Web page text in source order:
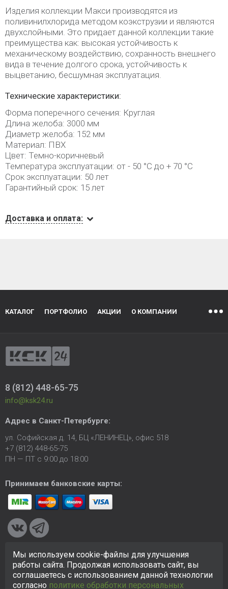
Изделия коллекции Макси производятся из
поливинилхлорида методом коэкструзии и являются
двухслойными. Это придает данной коллекции такие
преимущества как: высокая устойчивость к
механическому воздействию, сохранность внешнего
вида в течение долгого срока, устойчивость к
выцветанию, бесшумная эксплуатация.
Технические характеристики:
Форма поперечного сечения: Круглая
Длина желоба: 3000 мм
Диаметр желоба: 152 мм
Материал: ПВХ
Цвет: Темно-коричневый
Температура эксплуатации: от - 50 °C до + 70 °C
Срок эксплуатации: 50 лет
Гарантийный срок: 15 лет
Доставка и оплата:
КАТАЛОГ ПОРТФОЛИО АКЦИИ О КОМПАНИИ
8 (812) 448-65-75
info@ksk24.ru
Адрес в Санкт-Петербурге:
ул. Софийская д. 14, БЦ «ЛЕНИНЕЦ», офис 518
+7 (812) 448-65-75
ПН — ПТ с 9:00 до 18:00
Принимаем банковские карты:
© 2005-2026 ООО «КСК». Сайтhttps://ksk24.ruсоздан
исключительно в информационных целях и любая информация
на сайте не является публичной офертой.Политика в
отношении персональных данных
Мы используем cookie-файлы для улучшения
работы сайта. Продолжая использовать сайт, вы
соглашаетесь с использованием данной технологии
согласно политике обработки персональных